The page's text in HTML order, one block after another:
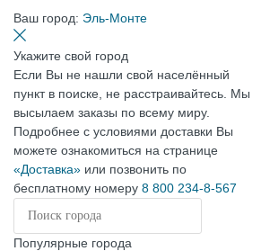
Ваш город: Эль-Монте
Укажите свой город
Если Вы не нашли свой населённый
пункт в поиске, не расстраивайтесь. Мы
высылаем заказы по всему миру.
Подробнее с условиями доставки Вы
можете ознакомиться на странице
«Доставка» или позвонить по
бесплатному номеру 8 800 234-8-567
Популярные города